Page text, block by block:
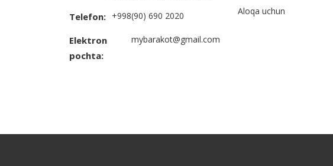
Telefon: +998(90) 690 2020
Elektron
pochta:
mybarakot@gmail.com
Aloqa uchun